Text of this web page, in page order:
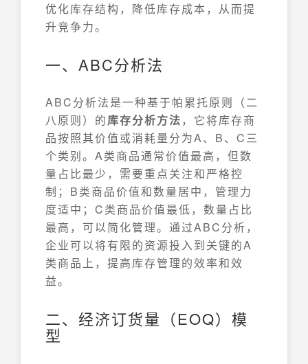
优化库存结构，降低库存成本，从而提
升竞争力。
一、ABC分析法
ABC分析法是一种基于帕累托原则（二
八原则）的库存分析方法 ，它将库存商
品按照其价值或消耗量分为A、B、C三
个类别。A类商品通常价值最高，但数
量占比最少，需要重点关注和严格控
制；B类商品价值和数量居中，管理力
度适中；C类商品价值最低，数量占比
最高，可以简化管理。通过ABC分析，
企业可以将有限的资源投入到关键的A
类商品上，提高库存管理的效率和效
益。
二、经济订货量（EOQ）模
型